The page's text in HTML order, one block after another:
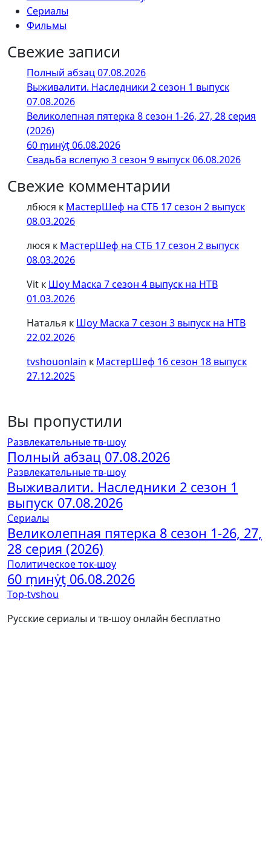
Сериалы
Фильмы
Свежие записи
Полный абзац 07.08.2026
Выживалити. Наследники 2 сезон 1 выпуск
07.08.2026
Великолепная пятерка 8 сезон 1-26, 27, 28 серия
(2026)
60 ṃинẏƫ 06.08.2026
Свадьба вслепую 3 сезон 9 выпуск 06.08.2026
Свежие комментарии
лбюся к МастерШеф на СТБ 17 сезон 2 выпуск
08.03.2026
люся к МастерШеф на СТБ 17 сезон 2 выпуск
08.03.2026
Vit к Шоу Маска 7 сезон 4 выпуск на НТВ
01.03.2026
Наталья к Шоу Маска 7 сезон 3 выпуск на НТВ
22.02.2026
tvshouonlain к МастерШеф 16 сезон 18 выпуск
27.12.2025
Вы пропустили
Развлекательные тв-шоу
Полный абзац 07.08.2026
Развлекательные тв-шоу
Выживалити. Наследники 2 сезон 1
выпуск 07.08.2026
Сериалы
Великолепная пятерка 8 сезон 1-26, 27,
28 серия (2026)
Политическое ток-шоу
60 ṃинẏƫ 06.08.2026
Top-tvshou
Русские сериалы и тв-шоу онлайн бесплатно